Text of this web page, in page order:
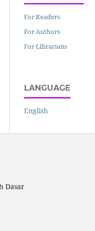
For Readers
For Authors
For Librarians
LANGUAGE
English
Dasar